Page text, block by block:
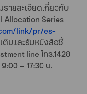
ายละเอียดเกี่ยวกับ
Allocation Series
link/pr/es-
ติมและรับหนังสือชี้
line โทร.1428
– 17:30 น.